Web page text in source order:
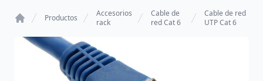
Productos
Accesorios
rack
Cable de
red Cat 6
Cable de red
UTP Cat 6